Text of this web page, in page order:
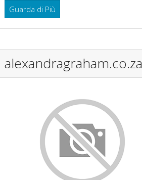
Guarda di Più
alexandragraham.co.za